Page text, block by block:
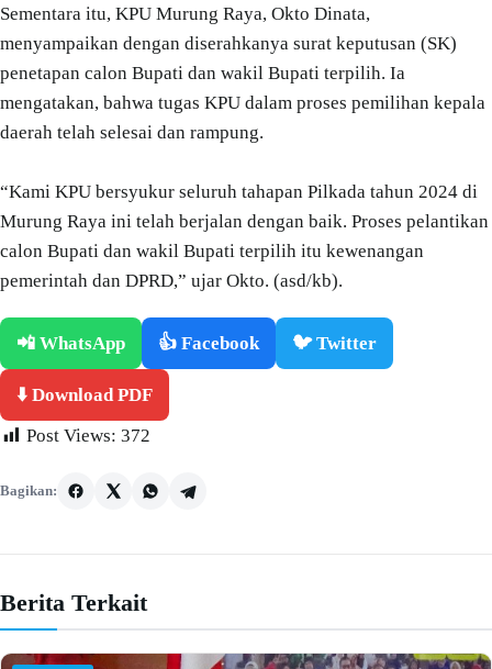
Sementara itu, KPU Murung Raya, Okto Dinata,
menyampaikan dengan diserahkanya surat keputusan (SK)
penetapan calon Bupati dan wakil Bupati terpilih. Ia
mengatakan, bahwa tugas KPU dalam proses pemilihan kepala
daerah telah selesai dan rampung.
“Kami KPU bersyukur seluruh tahapan Pilkada tahun 2024 di
Murung Raya ini telah berjalan dengan baik. Proses pelantikan
calon Bupati dan wakil Bupati terpilih itu kewenangan
pemerintah dan DPRD,” ujar Okto. (asd/kb).
📲 WhatsApp 👍 Facebook 🐦 Twitter
⬇️ Download PDF
Post Views: 372
Bagikan:
Berita Terkait